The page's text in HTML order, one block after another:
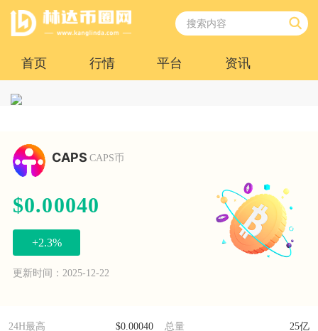
首页 行情 平台 资讯
CAPS CAPS币
$0.00040
+2.3%
更新时间：2025-12-22
24H最高 $0.00040 总量 25亿